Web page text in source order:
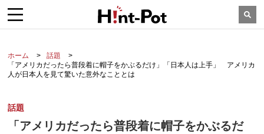
ホーム
話題
「アメリカだったら普段着に帽子をかぶるだけ」「日本人は上手」 アメリカ
人が日本人を見て驚いた意外なこととは
話題
「アメリカだったら普段着に帽子をかぶるだ